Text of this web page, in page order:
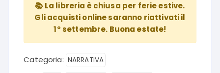
📚 La libreria è chiusa per ferie estive.
Gli acquisti online saranno riattivati il
1° settembre. Buona estate!
Categoria: NARRATIVA